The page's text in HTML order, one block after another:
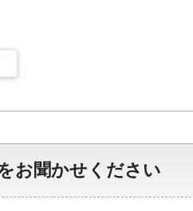
お聞かせください